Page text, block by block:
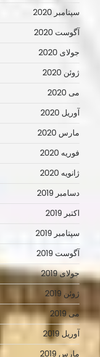
سپتامبر 2020
آگوست 2020
جولای 2020
ژوئن 2020
می 2020
آوریل 2020
مارس 2020
فوریه 2020
ژانویه 2020
دسامبر 2019
اکتبر 2019
سپتامبر 2019
آگوست 2019
جولای 2019
ژوئن 2019
می 2019
آوریل 2019
مارس 2019